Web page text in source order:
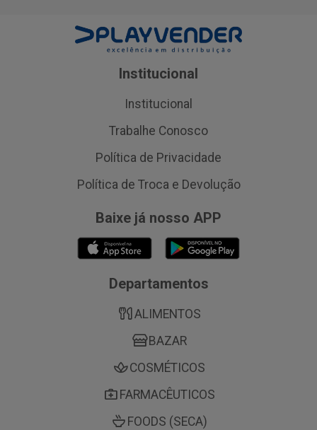
Institucional
Institucional
Trabalhe Conosco
Política de Privacidade
Política de Troca e Devolução
Baixe já nosso APP
Departamentos
ALIMENTOS
BAZAR
COSMÉTICOS
FARMACÊUTICOS
FOODS (SECA)